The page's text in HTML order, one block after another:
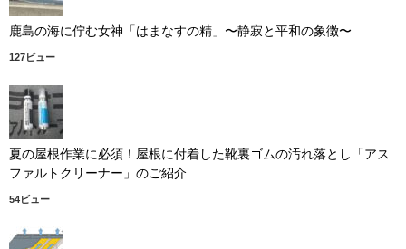
鹿島の海に佇む女神「はまなすの精」〜静寂と平和の象徴〜
127ビュー
夏の屋根作業に必須！屋根に付着した靴裏ゴムの汚れ落とし「アス
ファルトクリーナー」のご紹介
54ビュー